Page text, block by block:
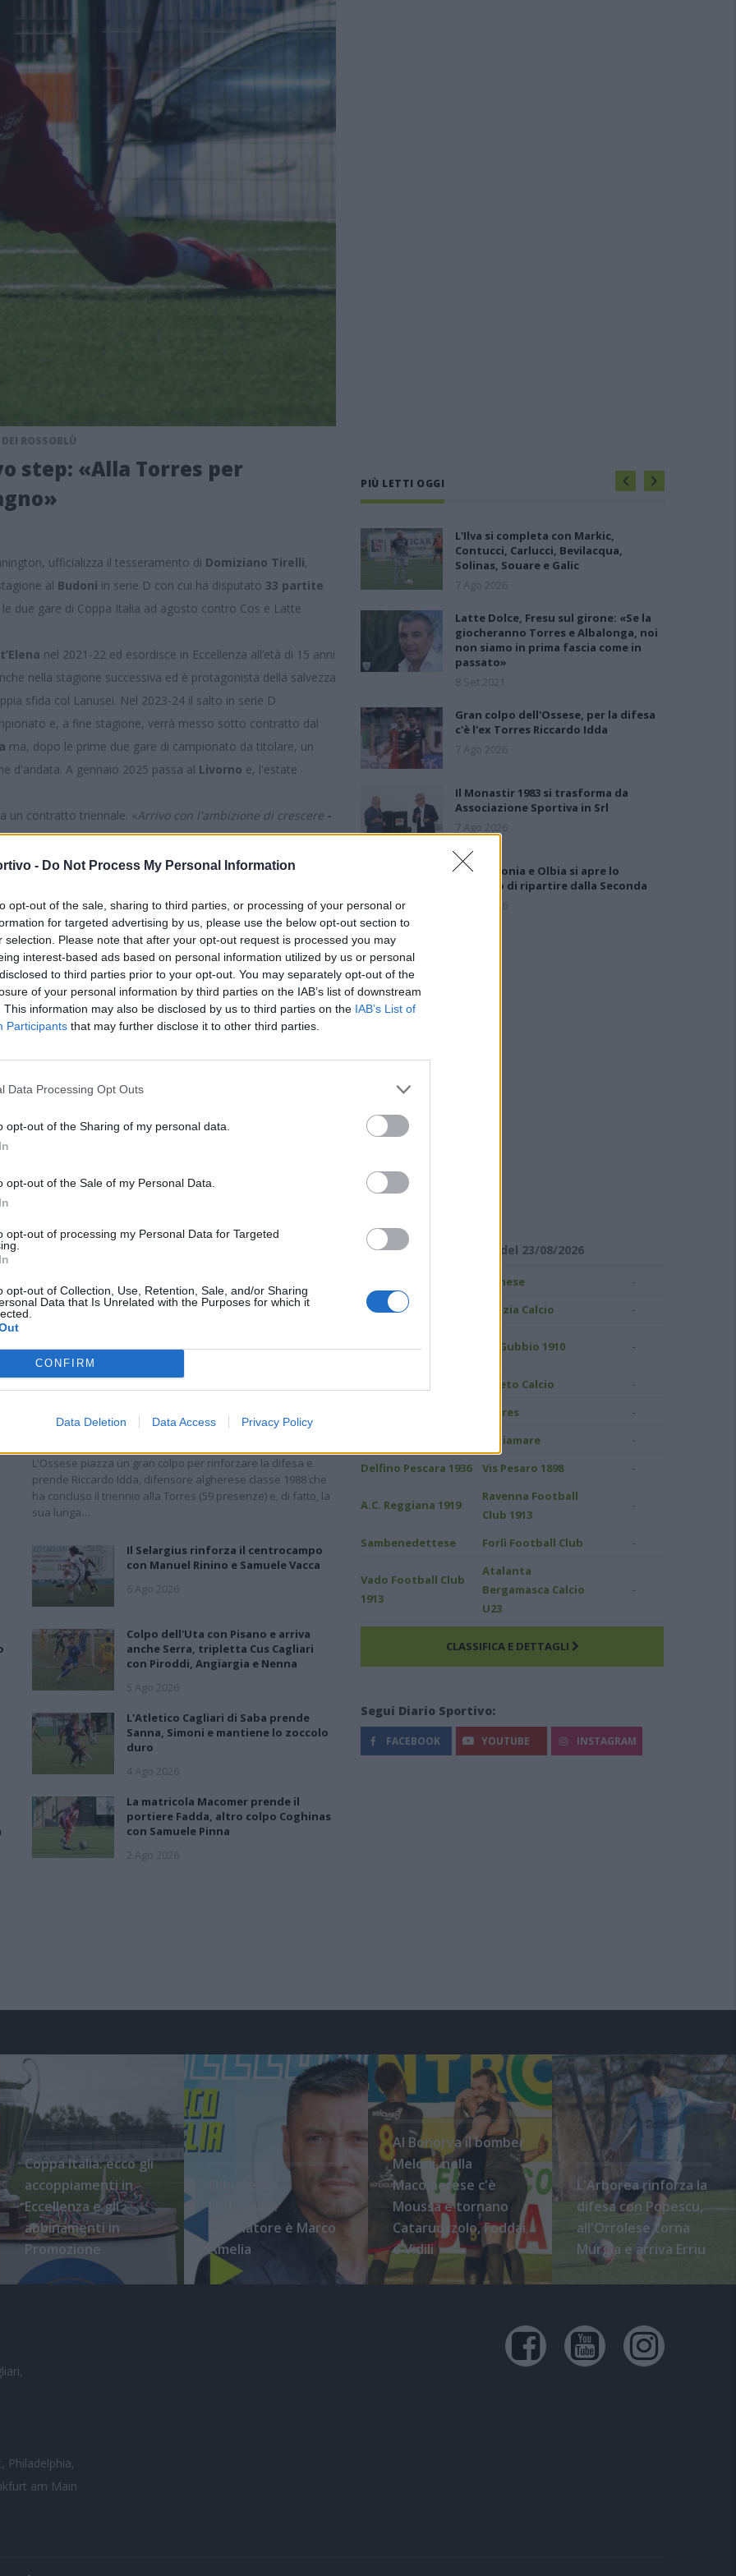
- Do Not Process My Personal Information
opt-out of the sale, sharing to third parties, or processing of your personal or
for targeted advertising by us, please use the below opt-out section to
selection. Please note that after your opt-out request is processed you may
interest-based ads based on personal information utilized by us or personal
to third parties prior to your opt-out. You may separately opt-out of the
of your personal information by third parties on the IAB’s list of downstream
This information may also be disclosed by us to third parties on the IAB’s List of
Participants that may further disclose it to other third parties.
Data Processing Opt Outs
opt-out of the Sharing of my personal data.
opt-out of the Sale of my Personal Data.
opt-out of processing my Personal Data for Targeted
opt-out of Collection, Use, Retention, Sale, and/or Sharing
Data that Is Unrelated with the Purposes for which it
CONFIRM
Data Deletion Data Access Privacy Policy
ROSSOBLÙ
step: «Alla Torres per
ufficializza il tesseramento di Domiziano Tirelli,
al Budoni in serie D con cui ha disputato 33 partite
due gare di Coppa Italia ad agosto contro Cos e Latte
nel 2021-22 ed esordisce in Eccellenza all’età di 15 anni
nella stagione successiva ed è protagonista della salvezza
sfida col Lanusei. Nel 2023-24 il salto in serie D
e, a fine stagione, verrà messo sotto contratto dal
ma, dopo le prime due gare di campionato da titolare, un
d'andata. A gennaio 2025 passa al Livorno e, l'estate
un contratto triennale. «Arrivo con l'ambizione di crescere -
ragazzi e da un grandissimo portiere come Zaccagno
tanto, migliorare il più possibile per farmi trovare
l'ora di iniziare
Gran colpo dell'Ossese, per la difesa c'è l'ex
L'Ossese piazza un gran colpo per rinforzare la difesa e
prende Riccardo Idda, difensore algherese classe 1988 che
ha concluso il triennio alla Torres (59 presenze) e, di fatto, la
sua lunga…
Il Selargius rinforza il centrocampo
con Manuel Rinino e Samuele Vacca
6 Ago 2026
Colpo dell'Uta con Pisano e arriva
anche Serra, tripletta Cus Cagliari
con Piroddi, Angiargia e Nenna
5 Ago 2026
L'Atletico Cagliari di Saba prende
Sanna, Simoni e mantiene lo zoccolo
duro
4 Ago 2026
La matricola Macomer prende il
portiere Fadda, altro colpo Coghinas
con Samuele Pinna
2 Ago 2026
PIÙ LETTI OGGI
L'Ilva si completa con Markic,
Contucci, Carlucci, Bevilacqua,
Solinas, Souare e Galic
7 Ago 2026
Latte Dolce, Fresu sul girone: «Se la
giocheranno Torres e Albalonga, noi
non siamo in prima fascia come in
passato»
8 Set 2021
Gran colpo dell'Ossese, per la difesa
c'è l'ex Torres Riccardo Idda
7 Ago 2026
Il Monastir 1983 si trasforma da
Associazione Sportiva in Srl
7 Ago 2026
Per Carbonia e Olbia si apre lo
spiraglio di ripartire dalla Seconda
7 Ago 2026
Girone B - Giornata 1 del 23/08/2026
Pianese -
US Grosseto 1912 Spezia Calcio -
AS Gubbio 1910 -
Pineto Calcio -
Torres -
Ostiamare -
Delfino Pescara 1936 Vis Pesaro 1898 -
A.C. Reggiana 1919
Ravenna Football
Club 1913
-
Sambenedettese Forlì Football Club -
Vado Football Club
1913
Atalanta
Bergamasca Calcio
U23
-
CLASSIFICA E DETTAGLI
Segui Diario Sportivo:
FACEBOOK YOUTUBE INSTAGRAM
Coppa Italia: ecco gli
accoppiamenti in
Eccellenza e gli
abbinamenti in
Promozione
l'ufficialità:
l'allenatore è Marco
Amelia
Al Bonorva il bomber
Meloni, nella
Macomerese c'è
Moussa e tornano
Cataruozzolo, Foddai
e Vidili
L'Arborea rinforza la
difesa con Popescu,
all'Orrolese torna
Murgia e arriva Erriu
Philadelphia,
am Main